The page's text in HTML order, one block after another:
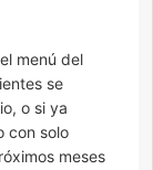
menú del
se
o si ya
con solo
meses